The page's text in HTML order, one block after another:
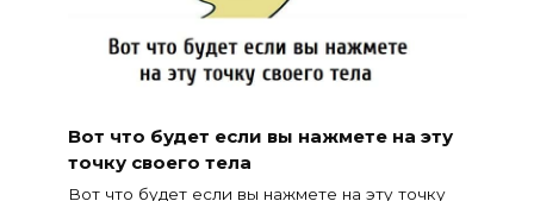
Вот что будет если вы нажмете на эту
точку своего тела
Вот что будет если вы нажмете на эту точку